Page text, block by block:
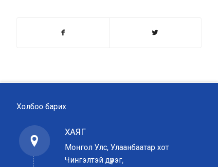
Холбоо барих
ХАЯГ
Монгол Улс, Улаанбаатар хот
Чингэлтэй дүүрэг,